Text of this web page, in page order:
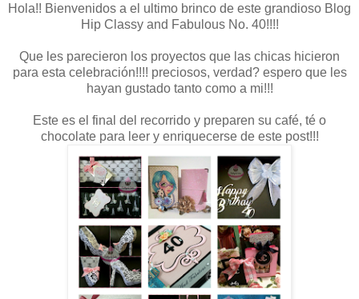
Hola!! Bienvenidos a el ultimo brinco de este grandioso Blog
Hip Classy and Fabulous No. 40!!!!
Que les parecieron los proyectos que las chicas hicieron
para esta celebración!!!! preciosos, verdad? espero que les
hayan gustado tanto como a mi!!!
Este es el final del recorrido y preparen su café, té o
chocolate para leer y enriquecerse de este post!!!